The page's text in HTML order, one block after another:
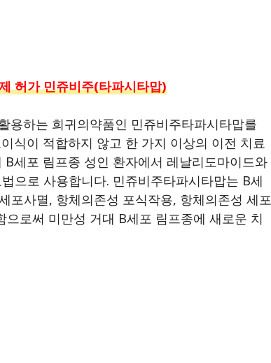
허가 민쥬비주(타파시타맙)
용하는 희귀의약품인 민쥬비주타파시타맙를
식이 적합하지 않고 한 가지 이상의 이전 치료
세포 림프종 성인 환자에서 레날리도마이드와
으로 사용합니다. 민쥬비주타파시타맙는 B세
포사멸, 항체의존성 포식작용, 항체의존성 세포
로써 미만성 거대 B세포 림프종에 새로운 치